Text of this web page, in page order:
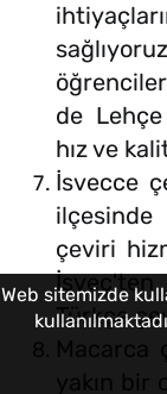
de
hız ve
İsvecce
çeviri
İsveç'ten
Türkçe
yakın
Web sitemizde